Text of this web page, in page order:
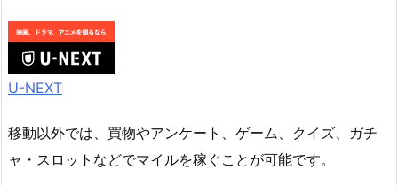
U-NEXT
移動以外では、買物やアンケート、ゲーム、クイズ、ガチ
ャ・スロットなどでマイルを稼ぐことが可能です。